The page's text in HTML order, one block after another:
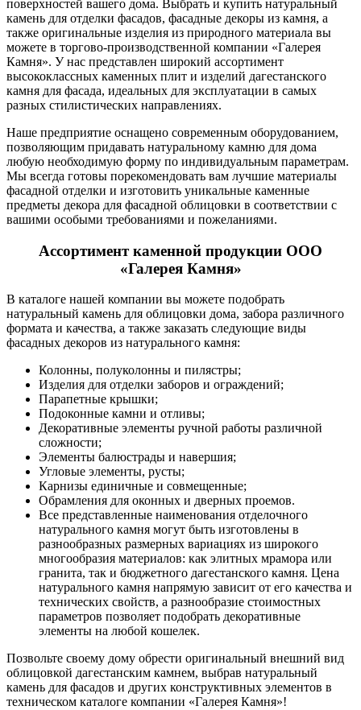
поверхностей вашего дома. Выбрать и купить натуральный
камень для отделки фасадов, фасадные декоры из камня, а
также оригинальные изделия из природного материала вы
можете в торгово-производственной компании «Галерея
Камня». У нас представлен широкий ассортимент
высококлассных каменных плит и изделий дагестанского
камня для фасада, идеальных для эксплуатации в самых
разных стилистических направлениях.
Наше предприятие оснащено современным оборудованием,
позволяющим придавать натуральному камню для дома
любую необходимую форму по индивидуальным параметрам.
Мы всегда готовы порекомендовать вам лучшие материалы
фасадной отделки и изготовить уникальные каменные
предметы декора для фасадной облицовки в соответствии с
вашими особыми требованиями и пожеланиями.
Ассортимент каменной продукции ООО
«Галерея Камня»
В каталоге нашей компании вы можете подобрать
натуральный камень для облицовки дома, забора различного
формата и качества, а также заказать следующие виды
фасадных декоров из натурального камня:
Колонны, полуколонны и пилястры;
Изделия для отделки заборов и ограждений;
Парапетные крышки;
Подоконные камни и отливы;
Декоративные элементы ручной работы различной
сложности;
Элементы балюстрады и навершия;
Угловые элементы, русты;
Карнизы единичные и совмещенные;
Обрамления для оконных и дверных проемов.
Все представленные наименования отделочного
натурального камня могут быть изготовлены в
разнообразных размерных вариациях из широкого
многообразия материалов: как элитных мрамора или
гранита, так и бюджетного дагестанского камня. Цена
натурального камня напрямую зависит от его качества и
технических свойств, а разнообразие стоимостных
параметров позволяет подобрать декоративные
элементы на любой кошелек.
Позвольте своему дому обрести оригинальный внешний вид
облицовкой дагестанским камнем, выбрав натуральный
камень для фасадов и других конструктивных элементов в
техническом каталоге компании «Галерея Камня»!